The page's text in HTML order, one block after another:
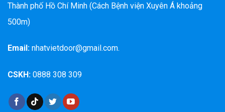
Thành phố Hồ Chí Minh (Cách Bệnh viện Xuyên Á khoảng
500m)
Email: nhatvietdoor@gmail.com.
CSKH: 0888 308 309